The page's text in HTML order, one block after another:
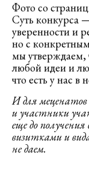
Фото со
Суть конкурса
уверенности и
но с
мы утверждаем,
любой идеи и
что есть у нас в
И для
и участники
еще до
визитками и
не даем.